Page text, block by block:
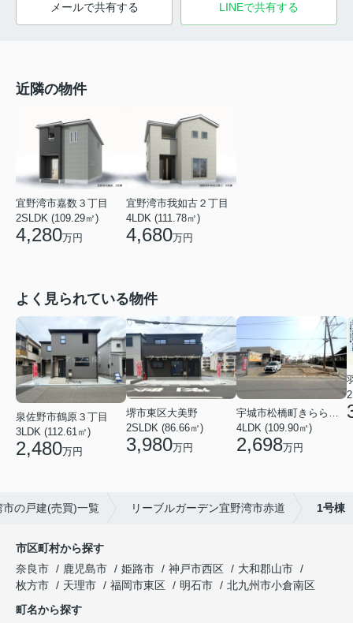
メールで共有する LINEで共有する
近隣の物件
宜野湾市嘉数３丁目
2SLDK (109.29㎡)
4,280万円
宜野湾市我如古２丁目
4LDK (111.78㎡)
4,680万円
よく見られている物件
泉佐野市鶴原３丁目
3LDK (112.61㎡)
2,480万円
堺市東区大美野
2SLDK (86.66㎡)
3,980万円
宇城市松橋町きらら３丁目
4LDK (109.90㎡)
2,698万円
市の戸建(売買)一覧 リーブルガーデン宜野湾市赤道 1号棟
市区町村から探す
奈良市
鹿児島市 姫路市 神戸市西区
大和郡山市
枚方市
天理市 福岡市東区 明石市
北九州市小倉南区
町名から探す